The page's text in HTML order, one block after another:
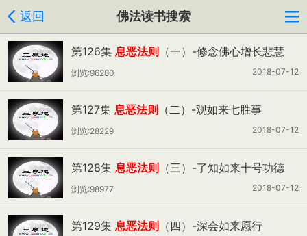
返回 佛法读书搜索
第126集 息恶法则 （一）-修念佛心增长悲慧
2018-07-12
浏览:96280
第127集 息恶法则 （二）-观如来七胜事
2018-07-12
浏览:28229
第128集 息恶法则 （三）-了知如来十号功德
2018-07-12
浏览:98977
第129集 息恶法则 （四）-深会如来愿行